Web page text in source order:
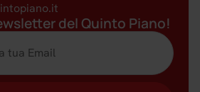
del Quinto Piano!